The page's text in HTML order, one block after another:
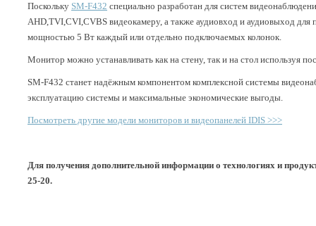
Поскольку SM-F432 специально разработан для систем
AHD,TVI,CVI,CVBS видеокамеру, а также аудиовход и аудиовыход
мощностью 5 Вт каждый или отдельно подключаемых колонок.
Монитор можно устанавливать как на стену, так и на стол используя
SM-F432 станет надёжным компонентом комплексной системы
эксплуатацию системы и максимальные экономические выгоды.
Посмотреть другие модели мониторов и видеопанелей IDIS >>>
Для получения дополнительной информации о технологиях и
25-20.